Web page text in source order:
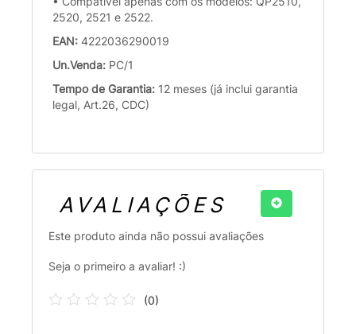
2520, 2521 e 2522.
EAN: 4222036290019
Un.Venda: PC/1
Tempo de Garantia: 12 meses (já inclui garantia
legal, Art.26, CDC)
AVALIAÇÕES
Este produto ainda não possui avaliações
Seja o primeiro a avaliar! :)
(0)